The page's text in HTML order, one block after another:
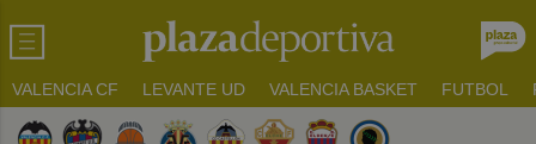
VALENCIA CF LEVANTE UD VALENCIA BASKET FUTBOL